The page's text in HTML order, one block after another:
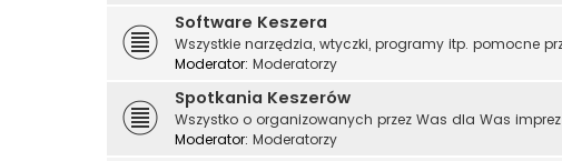
Software Keszera
Wszystkie narzędzia, wtyczki, programy itp. pomocne
Moderator: Moderatorzy
Spotkania Keszerów
Wszystko o organizowanych przez Was dla Was imprez
Moderator: Moderatorzy